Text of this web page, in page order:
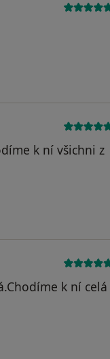
k ní všichni z
k ní celá